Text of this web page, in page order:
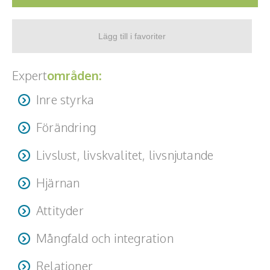
Expertområden:
Inre styrka
Förändring
Livslust, livskvalitet, livsnjutande
Hjärnan
Attityder
Mångfald och integration
Relationer